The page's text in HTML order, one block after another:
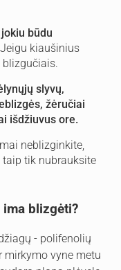
būdu
kiaušinius
blizgučiais.
slyvų,
žėručiai
išdžiuvus ore.
neblizginkite,
taip tik nubrauksite
blizgėti?
- polifenolių
mirkymo vyne metu